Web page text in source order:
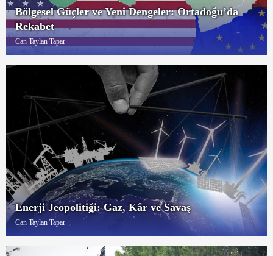
Bölgesel Güçler ve Yeni Dengeler: Ortadoğu’da
Rekabet
Can Taylan Tapar
Enerji Jeopolitiği: Gaz, Kâr ve Savaş
Can Taylan Tapar